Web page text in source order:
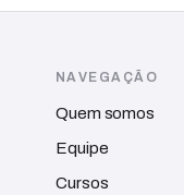
NAVEGAÇÃO
Quem somos
Equipe
Cursos